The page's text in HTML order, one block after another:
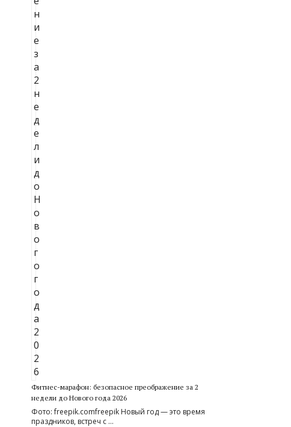
Фитнес-марафон: безопасное преображение за 2
недели до Нового года 2026
Фото: freepik.comfreepik Новый год — это время
праздников, встреч с …